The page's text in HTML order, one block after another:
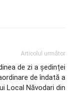
Articolul următor
de zi a ședinței
de îndată a
Local Năvodari din